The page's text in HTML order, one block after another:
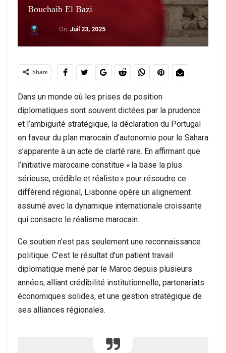
Bouchaib El Bazi
On Juil 23, 2025
Share
Dans un monde où les prises de position
diplomatiques sont souvent dictées par la prudence
et l’ambiguïté stratégique, la déclaration du Portugal
en faveur du plan marocain d’autonomie pour le Sahara
s’apparente à un acte de clarté rare. En affirmant que
l’initiative marocaine constitue « la base la plus
sérieuse, crédible et réaliste » pour résoudre ce
différend régional, Lisbonne opère un alignement
assumé avec la dynamique internationale croissante
qui consacre le réalisme marocain.
Ce soutien n’est pas seulement une reconnaissance
politique. C’est le résultat d’un patient travail
diplomatique mené par le Maroc depuis plusieurs
années, alliant crédibilité institutionnelle, partenariats
économiques solides, et une gestion stratégique de
ses alliances régionales.